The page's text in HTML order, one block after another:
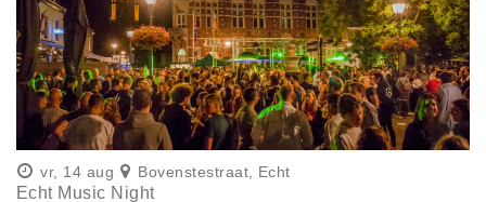
Echt Music Night
vr, 14 aug Bovenstestraat, Echt